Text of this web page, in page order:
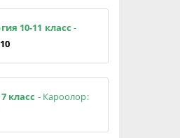
10-11 класс -
класс - Кароолор: